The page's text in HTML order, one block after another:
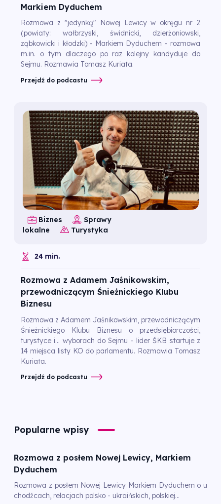
Markiem Dyduchem
Rozmowa z "jedynką" Nowej Lewicy w okręgu nr 2
(powiaty: wałbrzyski, świdnicki, dzierżoniowski,
ząbkowicki i kłodzki) - Markiem Dyduchem - rozmowa
m.in. o tym dlaczego po raz kolejny kandyduje do
Sejmu. Rozmawia Tomasz Kuriata.
Przejdź do podcastu
Biznes
Sprawy
lokalne
Turystyka
24 min.
Rozmowa z Adamem Jaśnikowskim,
przewodniczącym Śnieżnickiego Klubu
Biznesu
Rozmowa z Adamem Jaśnikowskim, przewodniczącym
Śnieżnickiego Klubu Biznesu o przedsiębiorczości,
turystyce i... wyborach do Sejmu - lider ŚKB startuje z
14 miejsca listy KO do parlamentu. Rozmawia Tomasz
Kuriata.
Przejdź do podcastu
Popularne wpisy
Rozmowa z posłem Nowej Lewicy, Markiem
Dyduchem
Rozmowa z posłem Nowej Lewicy Markiem Dyduchem o u
chodźcach, relacjach polsko - ukraińskich, polskiej...